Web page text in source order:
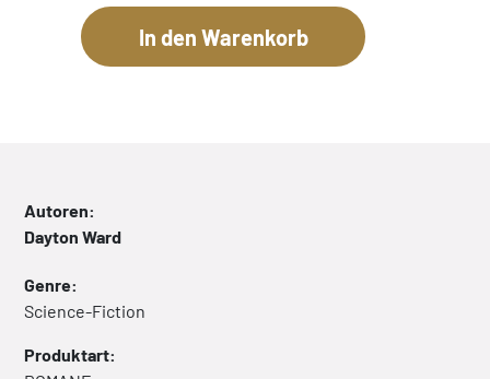
Autoren:
Dayton Ward
Genre:
Science-Fiction
Produktart: